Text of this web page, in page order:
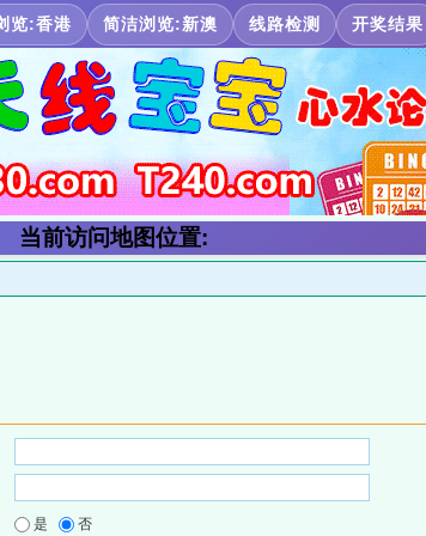
览:香港 简洁浏览:新澳 线路检测 开奖结果
当前访问地图位置:
是 否